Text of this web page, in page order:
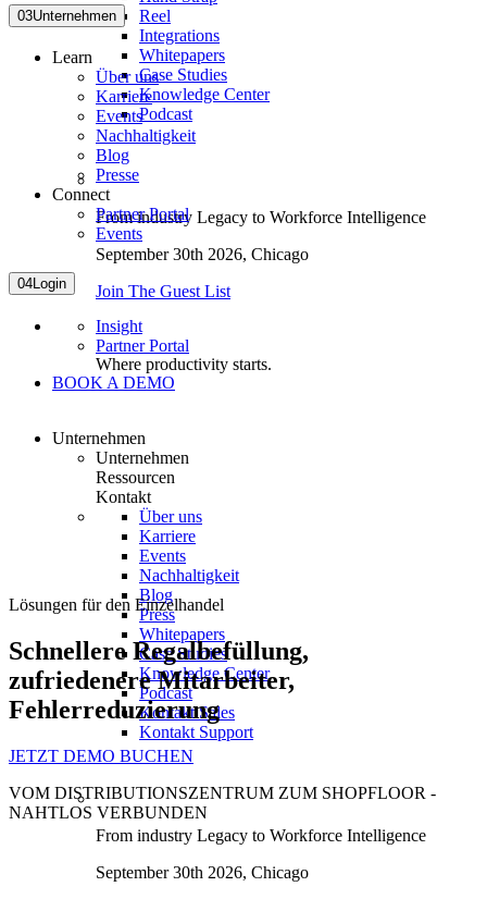
Reel
Integrations
Whitepapers
Case Studies
Knowledge Center
Podcast
From industry Legacy to Workforce Intelligence
September 30th 2026, Chicago
Join The Guest List
Where productivity starts.
Unternehmen
Unternehmen
Ressourcen
Kontakt
Über uns
Karriere
Events
Nachhaltigkeit
Blog
Press
Whitepapers
Case Studies
Knowledge Center
Podcast
Kontakt Sales
Kontakt Support
From industry Legacy to Workforce Intelligence
September 30th 2026, Chicago
03Unternehmen
Learn
Über uns
Karriere
Events
Nachhaltigkeit
Blog
Presse
Connect
Partner Portal
Events
04Login
Insight
Partner Portal
BOOK A DEMO
Lösungen für den Einzelhandel
Schnellere Regalbefüllung,
zufriedenere Mitarbeiter,
Fehlerreduzierung
JETZT DEMO BUCHEN
VOM DISTRIBUTIONSZENTRUM ZUM SHOPFLOOR -
NAHTLOS VERBUNDEN